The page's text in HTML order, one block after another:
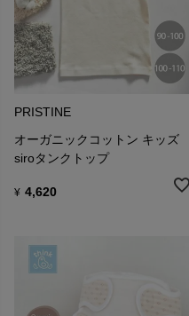
PRISTINE
オーガニックコットン キッズ
siroタンクトップ
¥ 4,620